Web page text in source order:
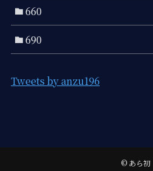
660
690
Tweets by anzu196
©あら初